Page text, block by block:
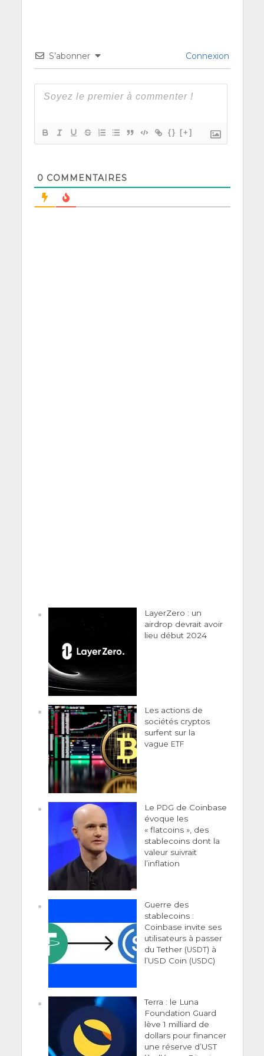
S’abonner Connexion
{} [+]
0 COMMENTAIRES
LayerZero : un
airdrop devrait avoir
lieu début 2024
Les actions de
sociétés cryptos
surfent sur la
vague ETF
Le PDG de Coinbase
évoque les
« flatcoins », des
stablecoins dont la
valeur suivrait
l’inflation
Guerre des
stablecoins :
Coinbase invite ses
utilisateurs à passer
du Tether (USDT) à
l’USD Coin (USDC)
Terra : le Luna
Foundation Guard
lève 1 milliard de
dollars pour financer
une réserve d’UST